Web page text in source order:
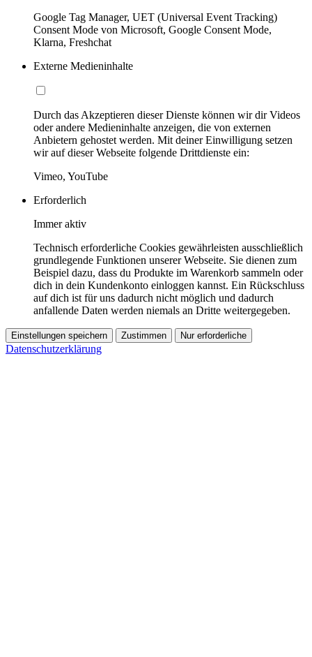
Google Tag Manager, UET (Universal Event Tracking)
Consent Mode von Microsoft, Google Consent Mode,
Klarna, Freshchat
Externe Medieninhalte
Durch das Akzeptieren dieser Dienste können wir dir Videos
oder andere Medieninhalte anzeigen, die von externen
Anbietern gehostet werden. Mit deiner Einwilligung setzen
wir auf dieser Webseite folgende Drittdienste ein:
Vimeo, YouTube
Erforderlich
Immer aktiv
Technisch erforderliche Cookies gewährleisten ausschließlich
grundlegende Funktionen unserer Webseite. Sie dienen zum
Beispiel dazu, dass du Produkte im Warenkorb sammeln oder
dich in dein Kundenkonto einloggen kannst. Ein Rückschluss
auf dich ist für uns dadurch nicht möglich und dadurch
anfallende Daten werden niemals an Dritte weitergegeben.
Einstellungen speichern Zustimmen Nur erforderliche
Datenschutzerklärung